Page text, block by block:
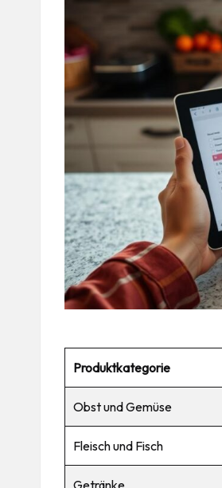
Produktkategorie
Obst und Gemüse
Fleisch und Fisch